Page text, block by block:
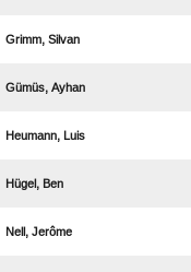
 
 
 
 
 